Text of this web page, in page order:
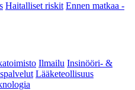
Haitalliset riskit Ennen matkaa -
Ilmailu Insinööri- &
Lääketeollisuus